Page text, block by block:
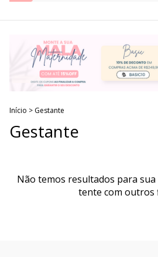
Início > Gestante
Gestante
Não temos resultados para
tente com outros